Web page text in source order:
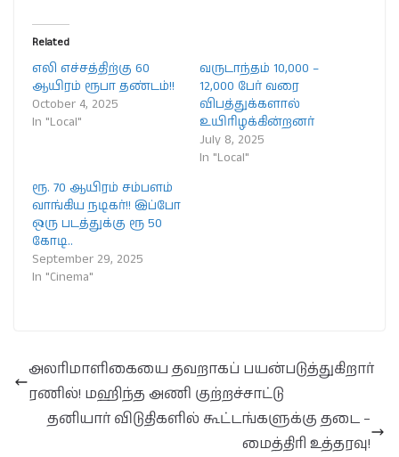
Related
எலி எச்சத்திற்கு 60
ஆயிரம் ரூபா தண்டம்!!
October 4, 2025
In "Local"
வருடாந்தம் 10,000 –
12,000 பேர் வரை
விபத்துக்களால்
உயிரிழக்கின்றனர்
July 8, 2025
In "Local"
ரூ. 70 ஆயிரம் சம்பளம்
வாங்கிய நடிகர்!! இப்போ
ஒரு படத்துக்கு ரூ 50
கோடி..
September 29, 2025
In "Cinema"
அலரிமாளிகையை தவறாகப் பயன்படுத்துகிறார்
ரணில்! மஹிந்த அணி குற்றச்சாட்டு
தனியார் விடுதிகளில் கூட்டங்களுக்கு தடை –
மைத்திரி உத்தரவு!